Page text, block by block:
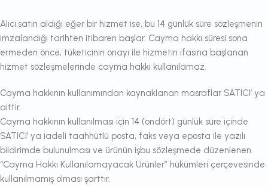
Alıcı,satın aldığı eğer bir hizmet ise, bu 14 günlük süre sözleşmenin
imzalandığı tarihten itibaren başlar. Cayma hakkı süresi sona
ermeden önce, tüketicinin onayı ile hizmetin ifasına başlanan
hizmet sözleşmelerinde cayma hakkı kullanılamaz.
Cayma hakkının kullanımından kaynaklanan masraflar SATICI’ ya
aittir.
Cayma hakkının kullanılması için 14 (ondört) günlük süre içinde
SATICI’ ya iadeli taahhütlü posta, faks veya eposta ile yazılı
bildirimde bulunulması ve ürünün işbu sözleşmede düzenlenen
“Cayma Hakkı Kullanılamayacak Ürünler” hükümleri çerçevesinde
kullanılmamış olması şarttır.